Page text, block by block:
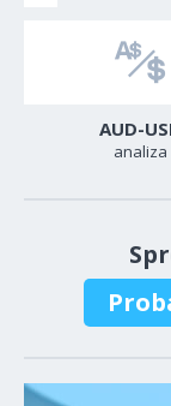
AUD-
analiza